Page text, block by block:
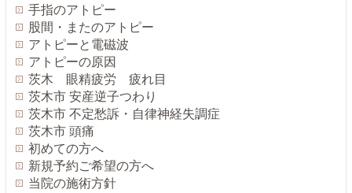
手指のアトピー
股間・またのアトピー
アトピーと電磁波
アトピーの原因
茨木 眼精疲労 疲れ目
茨木市 安産逆子つわり
茨木市 不定愁訴・自律神経失調症
茨木市 頭痛
初めての方へ
新規予約ご希望の方へ
当院の施術方針